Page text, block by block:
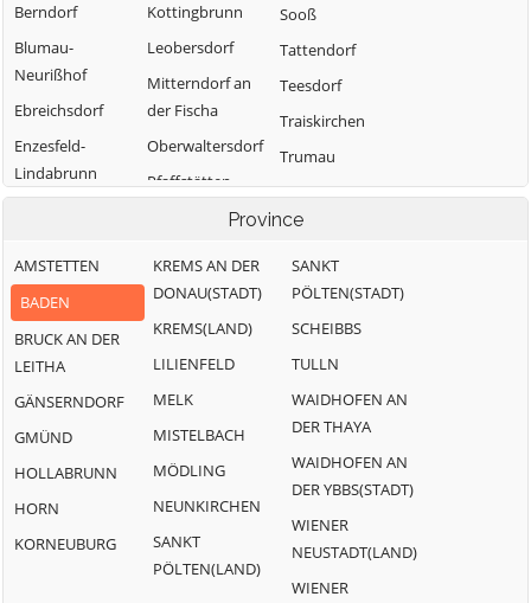
Berndorf
Blumau-
Neurißhof
Ebreichsdorf
Enzesfeld-
Lindabrunn
Günselsdorf
Kottingbrunn
Leobersdorf
Mitterndorf an
der Fischa
Oberwaltersdorf
Pfaffstätten
Sooß
Tattendorf
Teesdorf
Traiskirchen
Trumau
Weissenbach an
der Triesting
Province
AMSTETTEN
BADEN
BRUCK AN DER
LEITHA
GÄNSERNDORF
GMÜND
HOLLABRUNN
HORN
KORNEUBURG
KREMS AN DER
DONAU(STADT)
KREMS(LAND)
LILIENFELD
MELK
MISTELBACH
MÖDLING
NEUNKIRCHEN
SANKT
PÖLTEN(LAND)
SANKT
PÖLTEN(STADT)
SCHEIBBS
TULLN
WAIDHOFEN AN
DER THAYA
WAIDHOFEN AN
DER YBBS(STADT)
WIENER
NEUSTADT(LAND)
WIENER